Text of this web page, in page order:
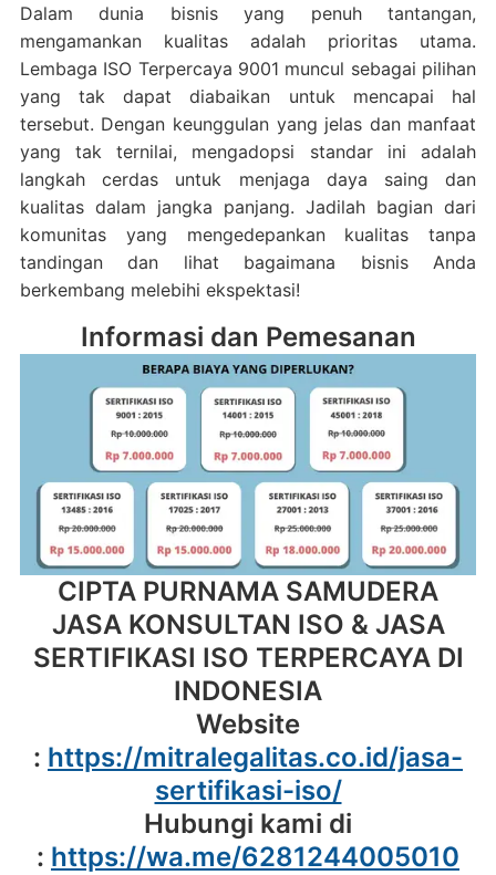
Dalam dunia bisnis yang penuh tantangan,
mengamankan kualitas adalah prioritas utama.
Lembaga ISO Terpercaya 9001 muncul sebagai pilihan
yang tak dapat diabaikan untuk mencapai hal
tersebut. Dengan keunggulan yang jelas dan manfaat
yang tak ternilai, mengadopsi standar ini adalah
langkah cerdas untuk menjaga daya saing dan
kualitas dalam jangka panjang. Jadilah bagian dari
komunitas yang mengedepankan kualitas tanpa
tandingan dan lihat bagaimana bisnis Anda
berkembang melebihi ekspektasi!
Informasi dan Pemesanan
CIPTA PURNAMA SAMUDERA
JASA KONSULTAN ISO & JASA
SERTIFIKASI ISO TERPERCAYA DI
INDONESIA
Website
: https://mitralegalitas.co.id/jasa-
sertifikasi-iso/
Hubungi kami di
: https://wa.me/6281244005010